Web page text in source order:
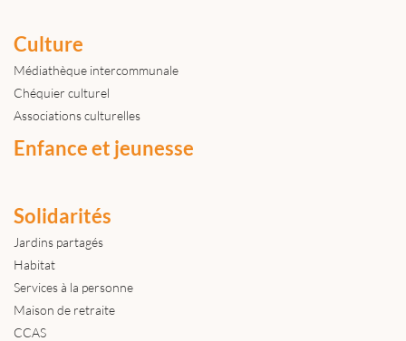
Culture
Médiathèque intercommunale
Chéquier culturel
Associations culturelles
Enfance et jeunesse
Solidarités
Jardins partagés
Habitat
Services à la personne
Maison de retraite
CCAS